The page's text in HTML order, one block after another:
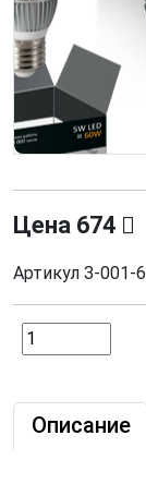
Цена 674
Артикул З-001-
Описание